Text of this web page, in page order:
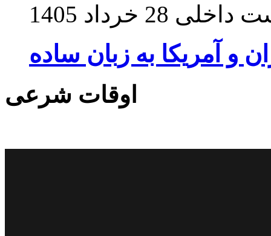
داخلی 28 خرداد 1405
و آمریکا به زبان ساده
اوقات شرعی